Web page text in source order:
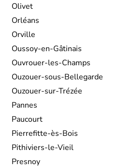
Olivet
Orléans
Orville
Oussoy-en-Gâtinais
Ouvrouer-les-Champs
Ouzouer-sous-Bellegarde
Ouzouer-sur-Trézée
Pannes
Paucourt
Pierrefitte-ès-Bois
Pithiviers-le-Vieil
Presnoy